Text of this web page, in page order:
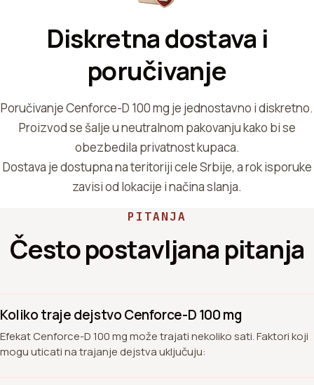
Diskretna dostava i
poručivanje
Poručivanje Cenforce-D 100 mg je jednostavno i diskretno.
Proizvod se šalje u neutralnom pakovanju kako bi se
obezbedila privatnost kupaca.
Dostava je dostupna na teritoriji cele Srbije, a rok isporuke
zavisi od lokacije i načina slanja.
PITANJA
Često postavljana pitanja
Koliko traje dejstvo Cenforce-D 100 mg
Efekat Cenforce-D 100 mg može trajati nekoliko sati. Faktori koji
mogu uticati na trajanje dejstva uključuju: